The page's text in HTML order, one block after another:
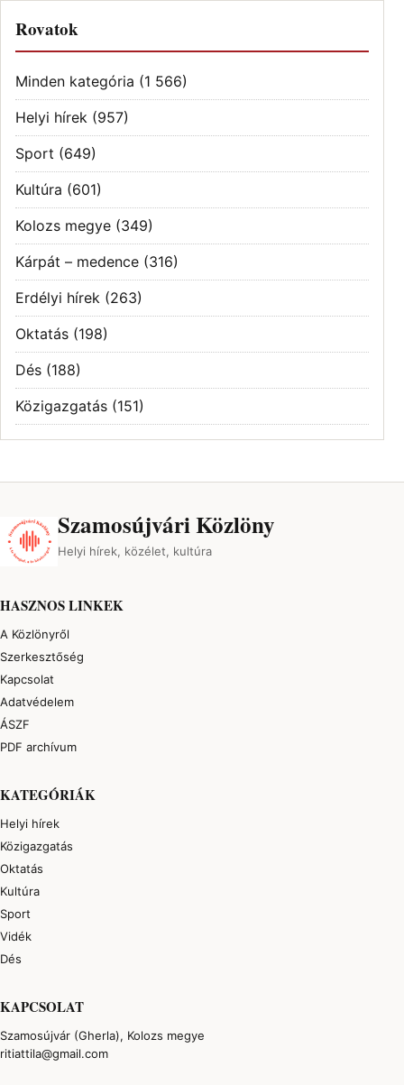
Rovatok
Minden kategória (1 566)
Helyi hírek (957)
Sport (649)
Kultúra (601)
Kolozs megye (349)
Kárpát – medence (316)
Erdélyi hírek (263)
Oktatás (198)
Dés (188)
Közigazgatás (151)
Szamosújvári Közlöny
Helyi hírek, közélet, kultúra
HASZNOS LINKEK
A Közlönyről
Szerkesztőség
Kapcsolat
Adatvédelem
ÁSZF
PDF archívum
KATEGÓRIÁK
Helyi hírek
Közigazgatás
Oktatás
Kultúra
Sport
Vidék
Dés
KAPCSOLAT
Szamosújvár (Gherla), Kolozs megye
ritiattila@gmail.com